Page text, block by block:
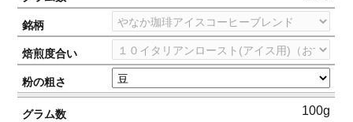
銘柄
焙煎度合い
粉の粗さ
グラム数 100g